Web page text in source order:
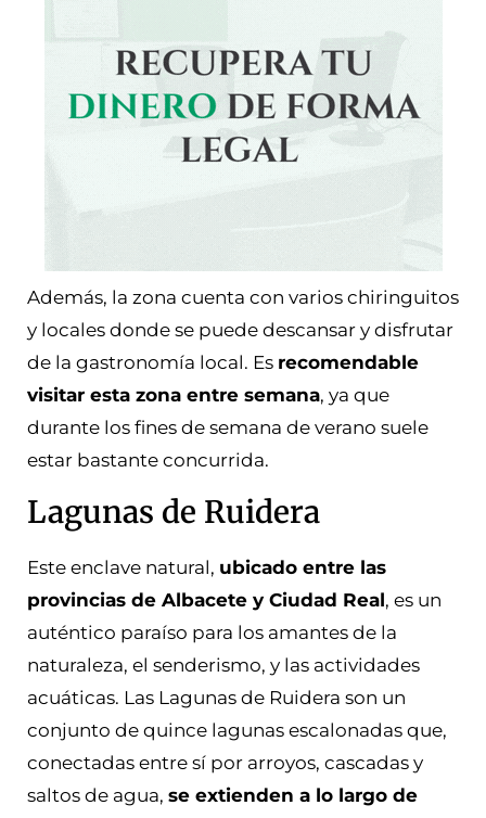
Además, la zona cuenta con varios chiringuitos
y locales donde se puede descansar y disfrutar
de la gastronomía local. Es recomendable
visitar esta zona entre semana, ya que
durante los fines de semana de verano suele
estar bastante concurrida.
Lagunas de Ruidera
Este enclave natural, ubicado entre las
provincias de Albacete y Ciudad Real, es un
auténtico paraíso para los amantes de la
naturaleza, el senderismo, y las actividades
acuáticas. Las Lagunas de Ruidera son un
conjunto de quince lagunas escalonadas que,
conectadas entre sí por arroyos, cascadas y
saltos de agua, se extienden a lo largo de